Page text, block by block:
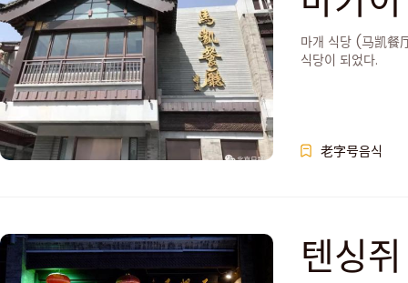
마개 식당 (马凯餐
식당이 되었다.
老字号음식
텐싱